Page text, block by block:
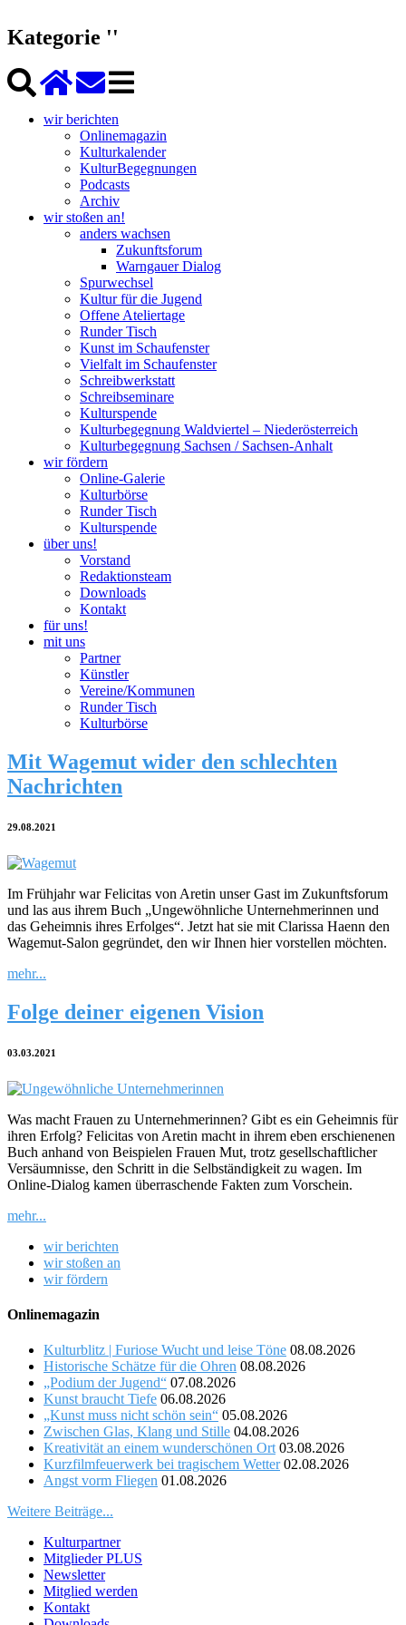
Kategorie ''
wir berichten
Onlinemagazin
Kulturkalender
KulturBegegnungen
Podcasts
Archiv
wir stoßen an!
anders wachsen
Zukunftsforum
Warngauer Dialog
Spurwechsel
Kultur für die Jugend
Offene Ateliertage
Runder Tisch
Kunst im Schaufenster
Vielfalt im Schaufenster
Schreibwerkstatt
Schreibseminare
Kulturspende
Kulturbegegnung Waldviertel – Niederösterreich
Kulturbegegnung Sachsen / Sachsen-Anhalt
wir fördern
Online-Galerie
Kulturbörse
Runder Tisch
Kulturspende
über uns!
Vorstand
Redaktionsteam
Downloads
Kontakt
für uns!
mit uns
Partner
Künstler
Vereine/Kommunen
Runder Tisch
Kulturbörse
Mit Wagemut wider den schlechten
Nachrichten
29.08.2021
Im Frühjahr war Felicitas von Aretin unser Gast im Zukunftsforum
und las aus ihrem Buch „Ungewöhnliche Unternehmerinnen und
das Geheimnis ihres Erfolges“. Jetzt hat sie mit Clarissa Haenn den
Wagemut-Salon gegründet, den wir Ihnen hier vorstellen möchten.
mehr...
Folge deiner eigenen Vision
03.03.2021
Was macht Frauen zu Unternehmerinnen? Gibt es ein Geheimnis für
ihren Erfolg? Felicitas von Aretin macht in ihrem eben erschienenen
Buch anhand von Beispielen Frauen Mut, trotz gesellschaftlicher
Versäumnisse, den Schritt in die Selbständigkeit zu wagen. Im
Online-Dialog kamen überraschende Fakten zum Vorschein.
mehr...
wir berichten
wir stoßen an
wir fördern
Onlinemagazin
Kulturblitz | Furiose Wucht und leise Töne 08.08.2026
Historische Schätze für die Ohren 08.08.2026
„Podium der Jugend“ 07.08.2026
Kunst braucht Tiefe 06.08.2026
„Kunst muss nicht schön sein“ 05.08.2026
Zwischen Glas, Klang und Stille 04.08.2026
Kreativität an einem wunderschönen Ort 03.08.2026
Kurzfilmfeuerwerk bei tragischem Wetter 02.08.2026
Angst vorm Fliegen 01.08.2026
Weitere Beiträge...
Kulturpartner
Mitglieder PLUS
Newsletter
Mitglied werden
Kontakt